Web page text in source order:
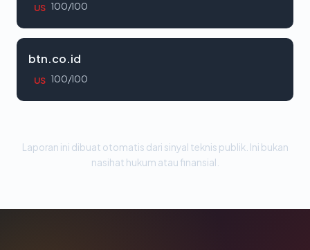
US 100/100
btn.co.id
US 100/100
Laporan ini dibuat otomatis dari sinyal teknis publik. Ini bukan
nasihat hukum atau finansial.